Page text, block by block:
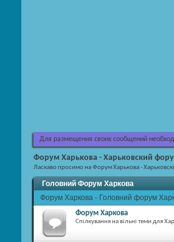
Для размещения своих сообщений
Форум Харькова - Харьковский
Ласкаво просимо на Форум Харькова -
Головний Форум Харкова
Форум Харкова - Головний форум
Форум Харкова
Спілкування на вільні теми для